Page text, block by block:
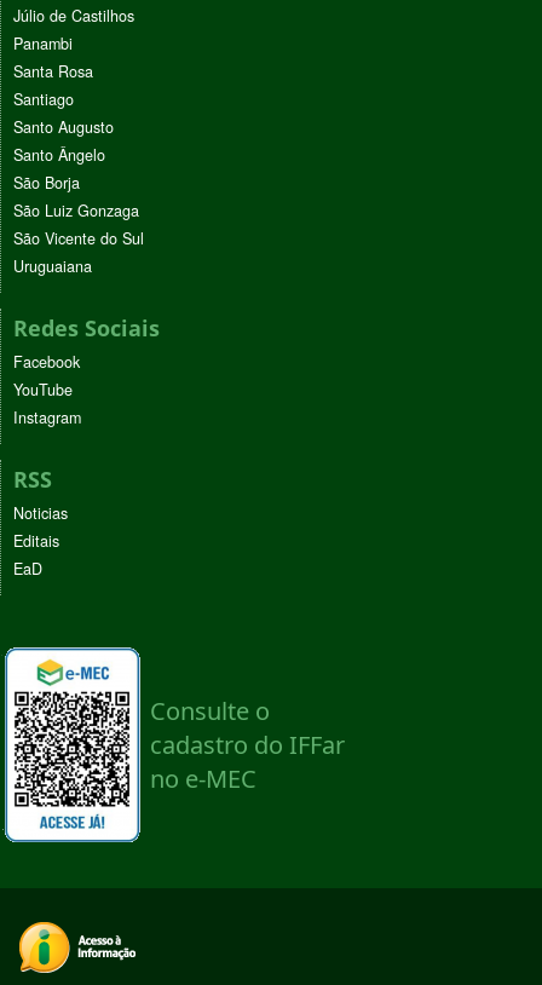
Júlio de Castilhos
Panambi
Santa Rosa
Santiago
Santo Augusto
Santo Ângelo
São Borja
São Luiz Gonzaga
São Vicente do Sul
Uruguaiana
Redes Sociais
Facebook
YouTube
Instagram
RSS
Noticias
Editais
EaD